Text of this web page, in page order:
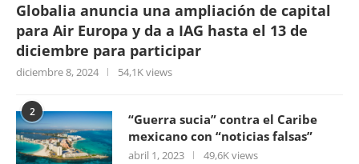
Globalia anuncia una ampliación de capital
para Air Europa y da a IAG hasta el 13 de
diciembre para participar
diciembre 8, 2024 54,1K views
2
“Guerra sucia” contra el Caribe
mexicano con “noticias falsas”
abril 1, 2023 49,6K views